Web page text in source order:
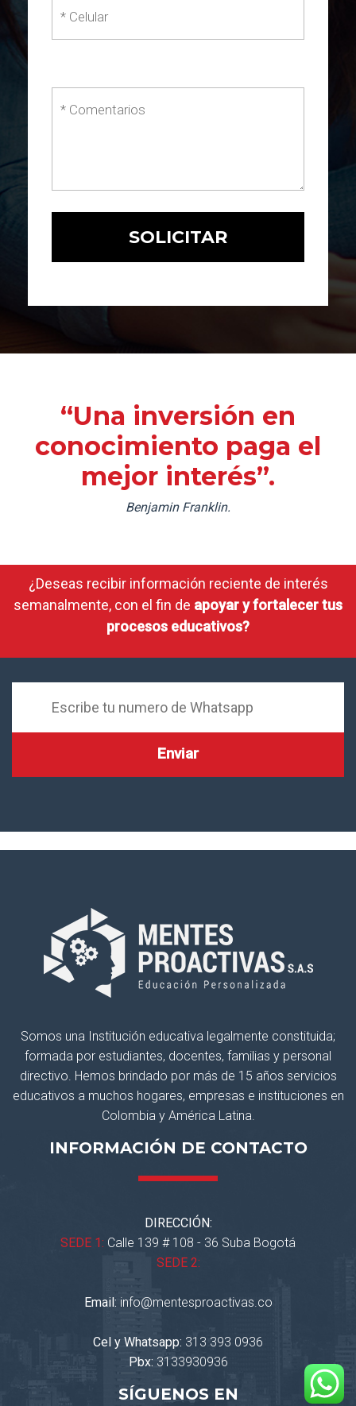
“Una inversión en
conocimiento paga el
mejor interés”.
Benjamin Franklin.
¿Deseas recibir información reciente de interés
semanalmente, con el fin de apoyar y fortalecer tus
procesos educativos?
Somos una Institución educativa legalmente constituida;
formada por estudiantes, docentes, familias y personal
directivo. Hemos brindado por más de 15 años servicios
educativos a muchos hogares, empresas e instituciones en
Colombia y América Latina.
INFORMACIÓN DE CONTACTO
DIRECCIÓN:
SEDE 1: Calle 139 # 108 - 36 Suba Bogotá
SEDE 2:
Email: info@mentesproactivas.co
Cel y Whatsapp: 313 393 0936
Pbx: 3133930936
SÍGUENOS EN